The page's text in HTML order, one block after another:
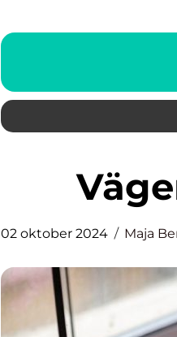
02 oktober 2024 Maja